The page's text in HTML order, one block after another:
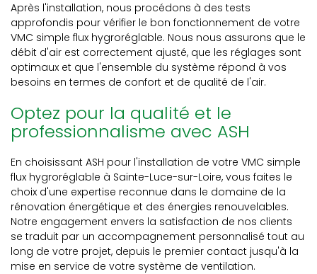
Après l'installation, nous procédons à des tests
approfondis pour vérifier le bon fonctionnement de votre
VMC simple flux hygroréglable. Nous nous assurons que le
débit d'air est correctement ajusté, que les réglages sont
optimaux et que l'ensemble du système répond à vos
besoins en termes de confort et de qualité de l'air.
Optez pour la qualité et le
professionnalisme avec ASH
En choisissant ASH pour l'installation de votre VMC simple
flux hygroréglable à Sainte-Luce-sur-Loire, vous faites le
choix d'une expertise reconnue dans le domaine de la
rénovation énergétique et des énergies renouvelables.
Notre engagement envers la satisfaction de nos clients
se traduit par un accompagnement personnalisé tout au
long de votre projet, depuis le premier contact jusqu'à la
mise en service de votre système de ventilation.